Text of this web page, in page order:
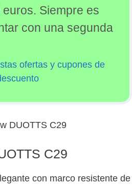
Siempre es
con una segunda
C29
con marco resistente de